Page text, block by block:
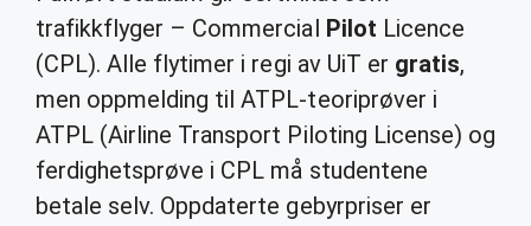
trafikkflyger – Commercial Pilot Licence
(CPL). Alle flytimer i regi av UiT er gratis,
men oppmelding til ATPL-teoriprøver i
ATPL (Airline Transport Piloting License) og
ferdighetsprøve i CPL må studentene
betale selv. Oppdaterte gebyrpriser er